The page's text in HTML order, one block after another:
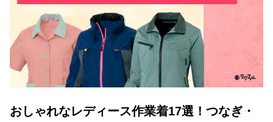
おしゃれなレディース作業着17選！つなぎ・